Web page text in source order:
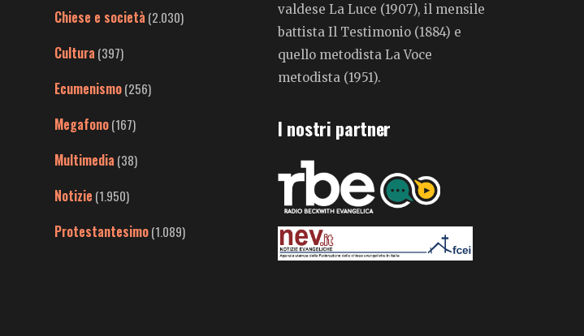
Chiese e società (2.030)
Cultura (397)
Ecumenismo(256)
Megafono(167)
Multimedia (38)
Notizie (1.950)
Protestantesimo(1.089)
valdese La Luce (1907), il mensile
battista Il Testimonio (1884) e
quello metodista La Voce
metodista (1951).
I nostri partner